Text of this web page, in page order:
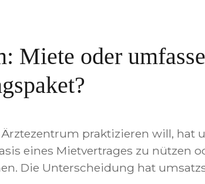
Miete oder
praktizieren will, hat
eines Mietvertrages zu nützen
Die Unterscheidung hat